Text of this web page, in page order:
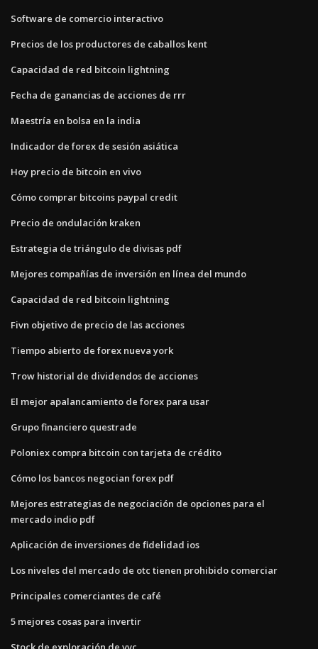
Software de comercio interactivo
Precios de los productores de caballos kent
Capacidad de red bitcoin lightning
Fecha de ganancias de acciones de rrr
Maestría en bolsa en la india
Indicador de forex de sesión asiática
Hoy precio de bitcoin en vivo
Cómo comprar bitcoins paypal credit
Precio de ondulación kraken
Estrategia de triángulo de divisas pdf
Mejores compañías de inversión en línea del mundo
Capacidad de red bitcoin lightning
Fivn objetivo de precio de las acciones
Tiempo abierto de forex nueva york
Trow historial de dividendos de acciones
El mejor apalancamiento de forex para usar
Grupo financiero questrade
Poloniex compra bitcoin con tarjeta de crédito
Cómo los bancos negocian forex pdf
Mejores estrategias de negociación de opciones para el
mercado indio pdf
Aplicación de inversiones de fidelidad ios
Los niveles del mercado de otc tienen prohibido comerciar
Principales comerciantes de café
5 mejores cosas para invertir